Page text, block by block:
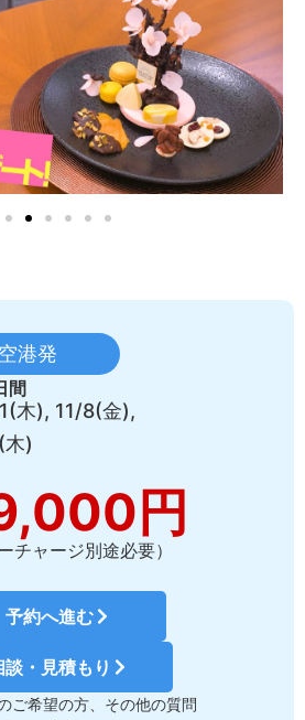
港発
間
木), 11/8(金),
)
円
チャージ別途必要）
予約へ進む
談・見積もり
ご希望の方、その他の質問